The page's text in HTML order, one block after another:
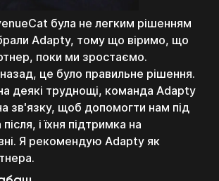
була не легким рішенням
Adapty, тому що віримо, що
поки ми зростаємо.
це було правильне рішення.
деякі труднощі, команда Adapty
зв'язку, щоб допомогти нам під
після, і їхня підтримка на
Я рекомендую Adapty як
багатьма iOS-застосунками,
свою аудиторію та виклики
в аналітиці платежів — це
ми обирали платформу свідомо.
RevenueCat на Adapty. Перехід
але команда Adapty пройшла
пліч-о-пліч. Ми розмовляємо
дорожня карта рухає
для нас, — LTV і ROAS.
із зростання.